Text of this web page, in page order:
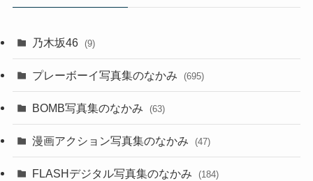
乃木坂46 (9)
プレーボーイ写真集のなかみ (695)
BOMB写真集のなかみ (63)
漫画アクション写真集のなかみ (47)
FLASHデジタル写真集のなかみ (184)